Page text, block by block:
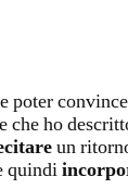
poter
ho
un
quindi